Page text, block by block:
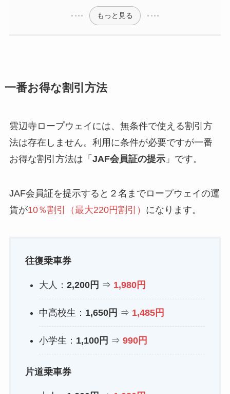
もっと見る
一番お得な割引方法
雲辺寺ロープウェイには、無条件で使える割引方
法は存在しません。利用に条件が必要ですが一番
お得な割引方法は「 JAF会員証の提示」です。
JAF会員証を提示すると２名までロープウェイの運
賃が10％割引（最大220円割引） になります。
往復乗車券
大人： 2,200円 ⇒ 1,980円
中高校生： 1,650円 ⇒ 1,485円
小学生： 1,100円 ⇒ 990円
片道乗車券